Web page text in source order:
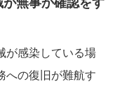
が感染している場
への復旧が難航す